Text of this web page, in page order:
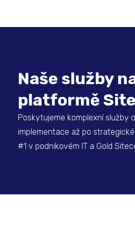
Naše služby
platformě
Poskytujeme komplexní služby
implementace až po
#1 v podnikovém IT a Gold